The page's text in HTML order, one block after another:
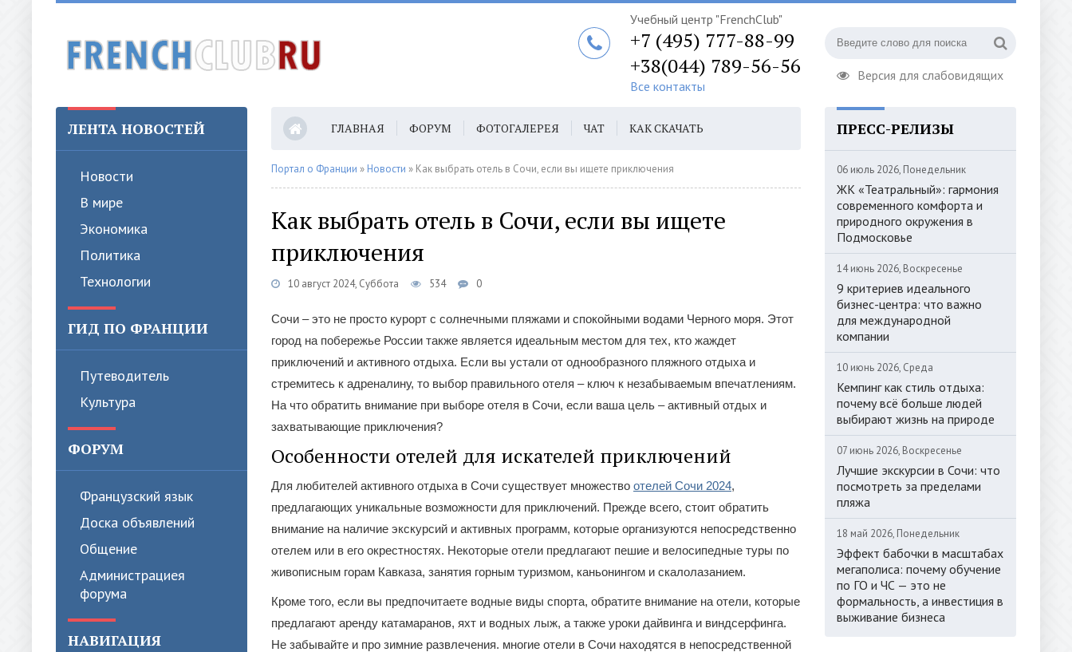
Версия для слабовидящих
Учебный центр "FrenchClub"
+7 (495) 777-88-99
+38(044) 789-56-56
Все контакты
ЛЕНТА НОВОСТЕЙ
Новости
В мире
Экономика
Политика
Технологии
ГИД ПО ФРАНЦИИ
Путеводитель
Культура
ФОРУМ
Французский язык
Доска объявлений
Общение
Администрациея
форума
НАВИГАЦИЯ
ГЛАВНАЯ ФОРУМ ФОТОГАЛЕРЕЯ ЧАТ КАК СКАЧАТЬ
КОНТАКТЫ
Портал о Франции » Новости » Как выбрать отель в Сочи, если вы ищете приключения
Как выбрать отель в Сочи, если вы ищете
приключения
10 август 2024, Суббота 534 0
Сочи – это не просто курорт с солнечными пляжами и спокойными водами Черного моря. Этот
город на побережье России также является идеальным местом для тех, кто жаждет
приключений и активного отдыха. Если вы устали от однообразного пляжного отдыха и
стремитесь к адреналину, то выбор правильного отеля – ключ к незабываемым впечатлениям.
На что обратить внимание при выборе отеля в Сочи, если ваша цель – активный отдых и
захватывающие приключения?
Особенности отелей для искателей приключений
Для любителей активного отдыха в Сочи существует множество отелей Сочи 2024,
предлагающих уникальные возможности для приключений. Прежде всего, стоит обратить
внимание на наличие экскурсий и активных программ, которые организуются непосредственно
отелем или в его окрестностях. Некоторые отели предлагают пешие и велосипедные туры по
живописным горам Кавказа, занятия горным туризмом, каньонингом и скалолазанием.
Кроме того, если вы предпочитаете водные виды спорта, обратите внимание на отели, которые
предлагают аренду катамаранов, яхт и водных лыж, а также уроки дайвинга и виндсерфинга.
Не забывайте и про зимние развлечения. многие отели в Сочи находятся в непосредственной
ПРЕСС-РЕЛИЗЫ
06 июль 2026, Понедельник
ЖК «Театральный»: гармония
современного комфорта и
природного окружения в
Подмосковье
14 июнь 2026, Воскресенье
9 критериев идеального
бизнес-центра: что важно
для международной
компании
10 июнь 2026, Среда
Кемпинг как стиль отдыха:
почему всё больше людей
выбирают жизнь на природе
07 июнь 2026, Воскресенье
Лучшие экскурсии в Сочи: что
посмотреть за пределами
пляжа
18 май 2026, Понедельник
Эффект бабочки в масштабах
мегаполиса: почему обучение
по ГО и ЧС — это не
формальность, а инвестиция в
выживание бизнеса